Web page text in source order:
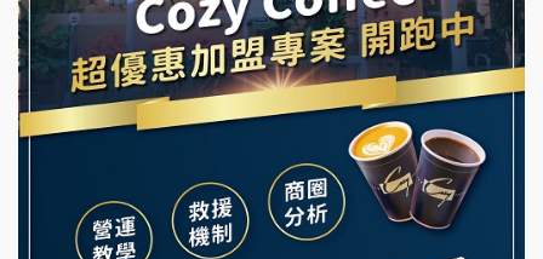
早安山丘加盟說明會
冰封仙果加盟說明會
Ramble Café 漫步藍咖啡加盟說明會
微風亭鐵板燒加盟說明會
龍涎居好湯加盟說明會
舒油頭加盟說明會
義氣豐發雞加盟說明會